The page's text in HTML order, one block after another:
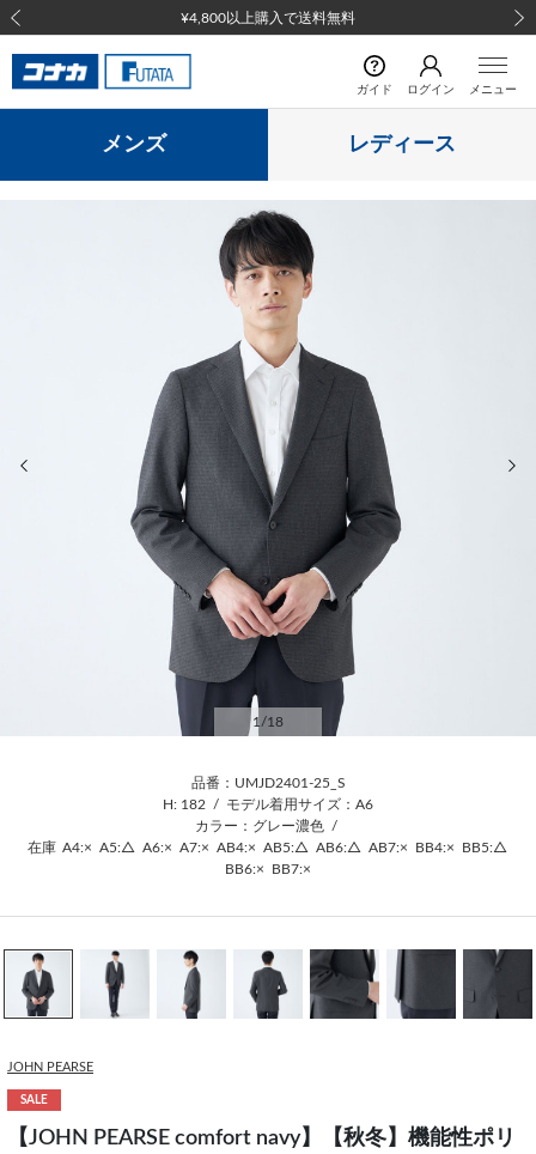
¥4,800以上購入で送料無料
前の画像
ガイド ログイン メニュー
メンズ レディース
1 /18
品番：UMJD2401-25_S
H: 182
/ モデル着用サイズ：A6
カラー：グレー濃色 /
在庫 A4:× A5:△ A6:× A7:× AB4:× AB5:△ AB6:△ AB7:× BB4:×
BB5:△
BB6:×
BB7:×
JOHN PEARSE
SALE
【JOHN PEARSE comfort navy】【秋冬】機能性ポリ